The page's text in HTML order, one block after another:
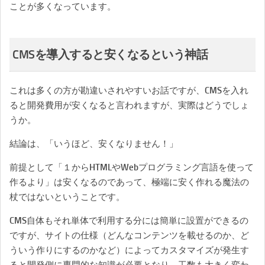
ことが多くなっています。
CMSを導入すると安くなるという神話
これは多くの方が勘違いされやすいお話ですが、CMSを入れ
ると開発費用が安くなると言われますが、実際はどうでしょ
うか。
結論は、「いうほど、安くなりません！」
前提として「１からHTMLやWebプログラミング言語を使って
作るより」は安くなるのであって、極端に安く作れる魔法の
杖ではないということです。
CMS自体もそれ単体で利用する分には簡単に設置ができるの
ですが、サイトの仕様（どんなコンテンツを載せるのか、ど
ういう作りにするのかなど）によってカスタマイズが発生す